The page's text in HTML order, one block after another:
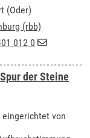
(Oder)
(rbb)
012 0
Spur der Steine
eingerichtet von